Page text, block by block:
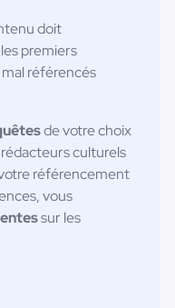
doit
premiers
référencés
de votre choix
culturels
référencement
vous
sur les